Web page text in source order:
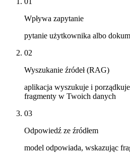
Wpływa zapytanie
pytanie użytkownika albo
02
Wyszukanie źródeł (RAG)
aplikacja wyszukuje i
fragmenty w Twoich danych
03
Odpowiedź ze źródłem
model odpowiada, wskazując